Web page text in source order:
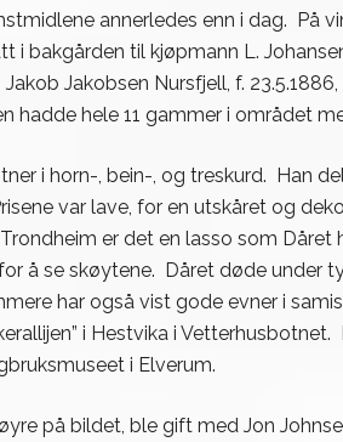
annerledes enn i dag. På
i bakgården til kjøpmann L.
Jakob Jakobsen Nursfjell, f.
hadde hele 11 gammer i området
i horn-, bein-, og treskurd. Han
var lave, for en utskåret og
er det en lasso som Dåret
å se skøytene. Dåret døde under
har også vist gode evner i
i Hestvika i
i Elverum.
på bildet, ble gift med Jon